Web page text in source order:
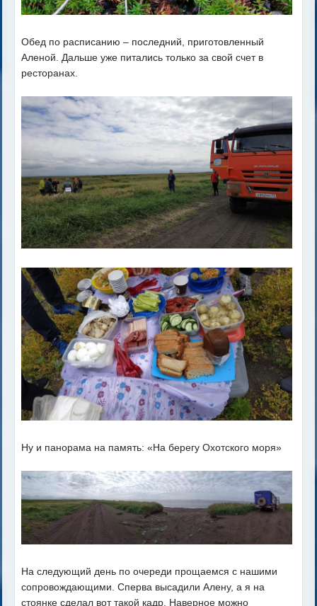
Обед по расписанию – последний, приготовленный
Аленой. Дальше уже питались только за свой счет в
ресторанах.
Ну и панорама на память: «На берегу Охотского моря»
На следующий день по очереди прощаемся с нашими
сопровождающими. Сперва высадили Алену, а я на
стоянке сделал вот такой кадр. Наверное можно